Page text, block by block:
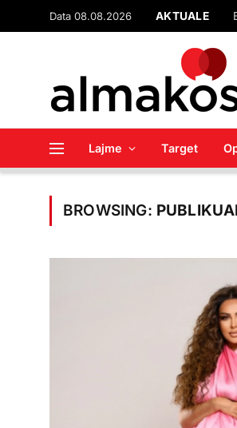
Data 08.08.2026 AKTUALE
Lajme Target
BROWSING: